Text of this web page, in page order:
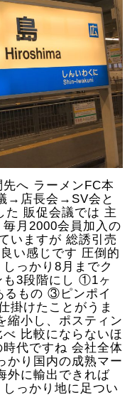
へ ラーメンFC本
→店長会→SV会と
た 販促会議では 主
月2000会員加入の
いますが 総誘引売
い感じです 圧倒的
っかり8月までク
も3段階にし ①1ヶ
るもの ③ピンポイ
掛けたことがうま
縮小し、ポスティン
比較にならないほ
代ですね 会社全体
かり国内の成熟マー
外に輸出できれば
っかり地に足つい